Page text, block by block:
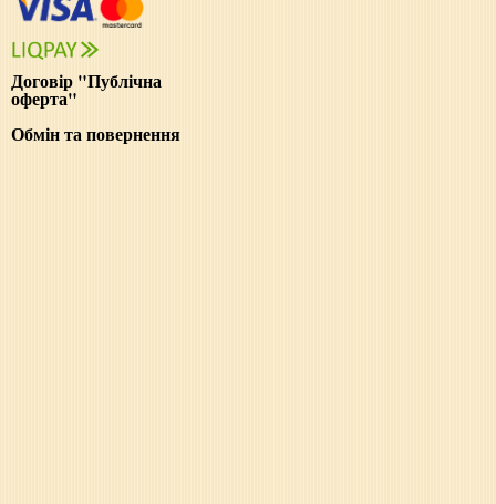
Договір "Публічна
оферта"
Обмін та повернення